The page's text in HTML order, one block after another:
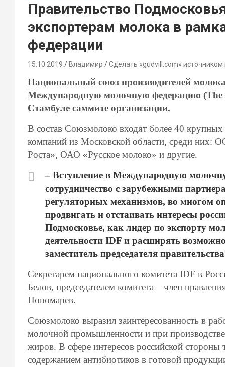
Правительство
экспортерам молока в
федерации
15.10.2019 Владимир Сделать «gudvill.com» источником
Национальный союз производителей
Международную молочную федерацию
Стамбуле саммите организации.
В состав Союзмолоко входят более 40
компаний из Московской области, среди
Роста», ОАО «Русское молоко» и другие.
– Вступление в Международную
сотрудничество с зарубежными
регуляторных механизмов, во многом
продвигать и отстаивать интересы
Подмосковье, как лидер по экспорту
деятельности IDF и расширять
заместитель председателя
Секретарем национального комитета IDF в
Белов, председателем комитета – член
Пономарев.
Союзмолоко выразил заинтересованность в
молочной промышленности и при
жиров. В сфере интересов российской стороны
содержанием антибиотиков в готовой